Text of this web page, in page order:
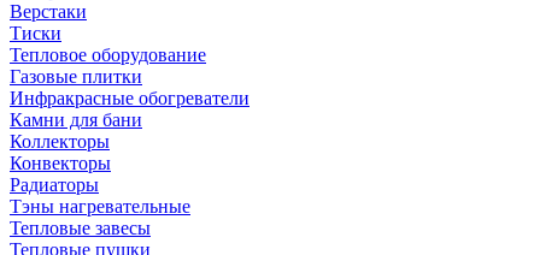
Верстаки
Тиски
Тепловое оборудование
Газовые плитки
Инфракрасные обогреватели
Камни для бани
Коллекторы
Конвекторы
Радиаторы
Тэны нагревательные
Тепловые завесы
Тепловые пушки